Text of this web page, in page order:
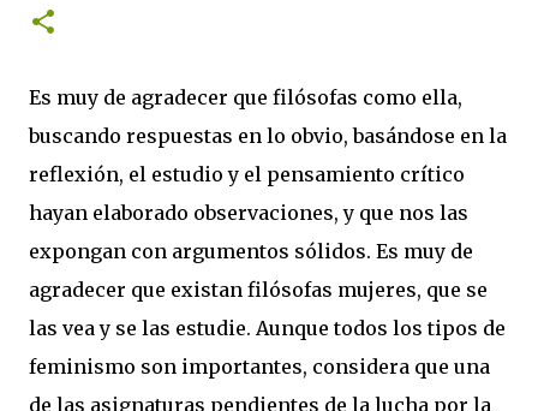
Es muy de agradecer que filósofas como ella,
buscando respuestas en lo obvio, basándose en la
reflexión, el estudio y el pensamiento crítico
hayan elaborado observaciones, y que nos las
expongan con argumentos sólidos. Es muy de
agradecer que existan filósofas mujeres, que se
las vea y se las estudie. Aunque todos los tipos de
feminismo son importantes, considera que una
de las asignaturas pendientes de la lucha por la